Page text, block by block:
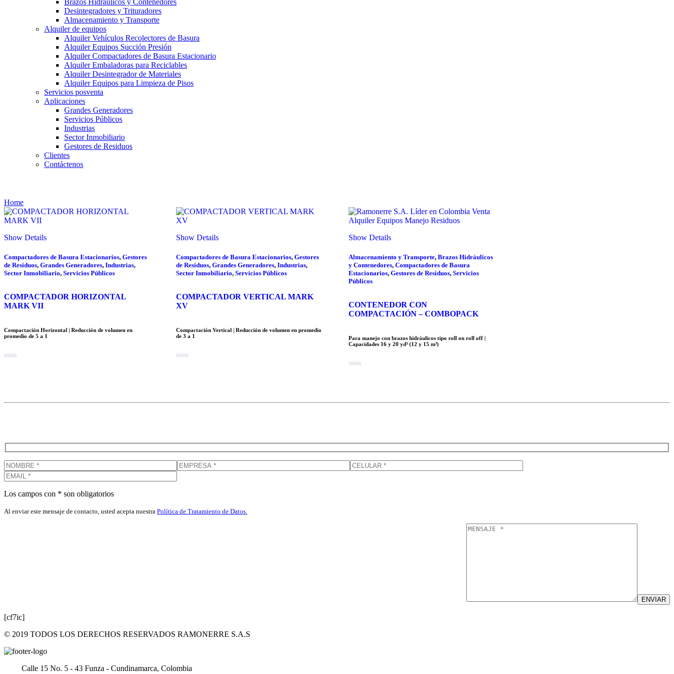
Brazos Hidráulicos y Contenedores
Desintegradores y Trituradores
Almacenamiento y Transporte
Alquiler de equipos
Alquiler Vehículos Recolectores de Basura
Alquiler Equipos Succión Presión
Alquiler Compactadores de Basura Estacionario
Alquiler Embaladoras para Reciclables
Alquiler Desintegrador de Materiales
Alquiler Equipos para Limpieza de Pisos
Servicios posventa
Aplicaciones
Grandes Generadores
Servicios Públicos
Industrias
Sector Inmobiliario
Gestores de Residuos
Clientes
Contáctenos
Home
Show Details
Compactadores de Basura Estacionarios, Gestores
de Residuos, Grandes Generadores, Industrias,
Sector Inmobiliario, Servicios Públicos
COMPACTADOR HORIZONTAL
MARK VII
Compactación Horizontal | Reducción de volumen en
promedio de 5 a 1
Show Details
Compactadores de Basura Estacionarios,Gestores
de Residuos,Grandes Generadores,Industrias,
Sector Inmobiliario,Servicios Públicos
COMPACTADOR VERTICAL MARK
XV
Compactación Vertical | Reducción de volumen en promedio
de 3 a 1
Show Details
Almacenamiento y Transporte, Brazos Hidráulicos
y Contenedores, Compactadores de Basura
Estacionarios, Gestores de Residuos, Servicios
Públicos
CONTENEDOR CON
COMPACTACIÓN – COMBOPACK
Para manejo con brazos hidráulicos tipo roll on roll off |
Capacidades 16 y 20 yd³ (12 y 15 m³)
Los campos con * son obligatorios
Al enviar este mensaje de contacto, usted acepta nuestra Política de Tratamiento de Datos.
[cf7ic]
© 2019 TODOS LOS DERECHOS RESERVADOS RAMONERRE S.A.S
Calle 15 No. 5 - 43 Funza - Cundinamarca, Colombia